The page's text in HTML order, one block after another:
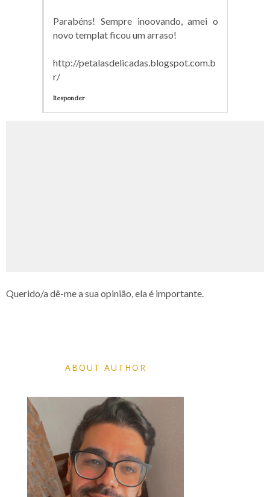
Parabéns! Sempre inoovando, amei o
novo templat ficou um arraso!
http://petalasdelicadas.blogspot.com.b
r/
Responder
Querido/a dê-me a sua opinião, ela é importante.
ABOUT AUTHOR